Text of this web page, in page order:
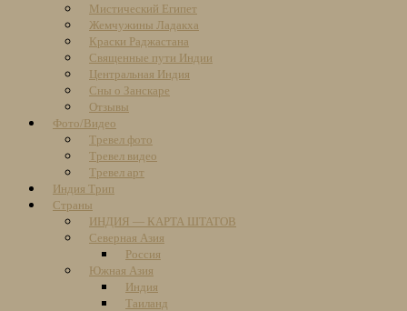
Мистический Египет
Жемчужины Ладакха
Краски Раджастана
Священные пути Индии
Центральная Индия
Сны о Занскаре
Отзывы
Фото/Видео
Тревел фото
Тревел видео
Тревел арт
Индия Трип
Страны
ИНДИЯ — КАРТА ШТАТОВ
Северная Азия
Россия
Южная Азия
Индия
Таиланд